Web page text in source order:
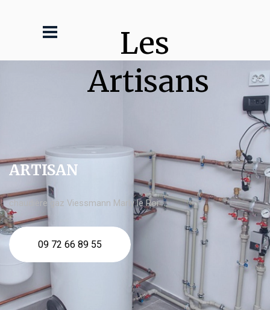
Les
Artisans
ARTISAN
chaudière gaz Viessmann Marly le Roi
09 72 66 89 55